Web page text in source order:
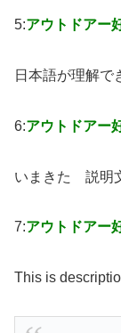
5:アウトドアー
日本語が理解で
6:アウトドアー
いまきた 説明
7:アウトドアー
This is